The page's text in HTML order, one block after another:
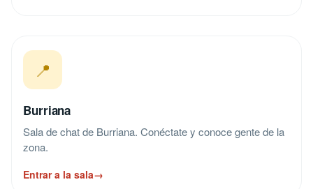
📍
Burriana
Sala de chat de Burriana. Conéctate y conoce gente de la
zona.
Entrar a la sala→